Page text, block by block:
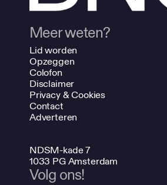
Meer weten?
Lid worden
Opzeggen
Colofon
Disclaimer
Privacy & Cookies
Contact
Adverteren
NDSM-kade 7
1033 PG Amsterdam
Volg ons!